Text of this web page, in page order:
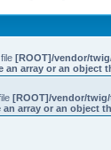
[ROOT]/vendor/
an array or an object
[ROOT]/vendor/
array or an object